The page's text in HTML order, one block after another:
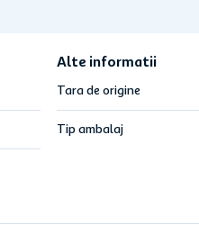
Alte informatii
Tara de origine
Tip ambalaj